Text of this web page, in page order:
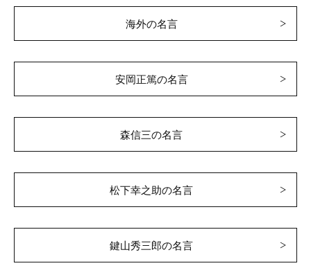
海外の名言
安岡正篤の名言
森信三の名言
松下幸之助の名言
鍵山秀三郎の名言